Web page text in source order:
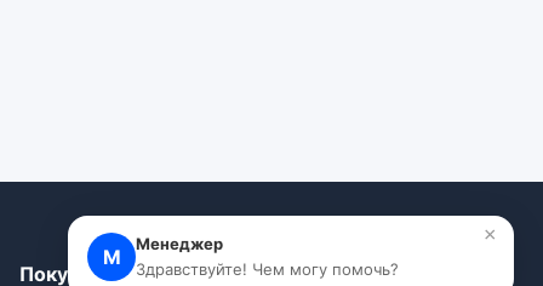
Покупателям
М
Менеджер
Здравствуйте! Чем могу помочь?
×